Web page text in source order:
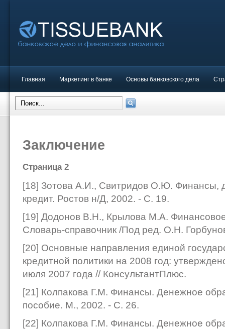
Главная Маркетинг в банке Основы банковского дела
Заключение
Страница 2
[18] Зотова А.И., Свитридов О.Ю. Финансы,
кредит. Ростов н/Д, 2002. - С. 19.
[19] Додонов В.Н., Крылова М.А.
Словарь-справочник /Под ред. О.Н.
[20] Основные направления единой
кредитной политики на 2008 год:
июля 2007 года // КонсультантПлюс.
[21] Колпакова Г.М. Финансы. Денежное
пособие. М., 2002. - С. 26.
[22] Колпакова Г.М. Финансы. Денежное